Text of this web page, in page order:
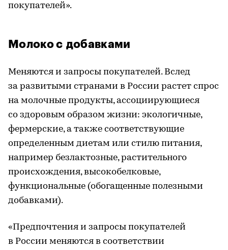
покупателей».
Молоко с добавками
Меняются и запросы покупателей. Вслед
за развитыми странами в России растет спрос
на молочные продукты, ассоциирующиеся
со здоровым образом жизни: экологичные,
фермерские, а также соответствующие
определенным диетам или стилю питания,
например безлактозные, растительного
происхождения, высокобелковые,
функциональные (обогащенные полезными
добавками).
«Предпочтения и запросы покупателей
в России меняются в соответствии